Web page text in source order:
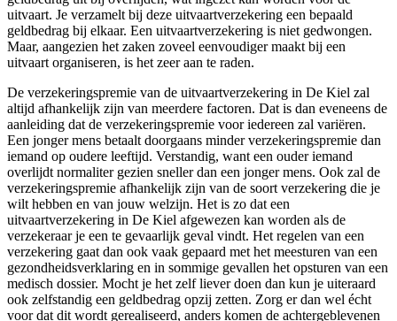
uitvaart. Je verzamelt bij deze uitvaartverzekering een bepaald
geldbedrag bij elkaar. Een uitvaartverzekering is niet gedwongen.
Maar, aangezien het zaken zoveel eenvoudiger maakt bij een
uitvaart organiseren, is het zeer aan te raden.
De verzekeringspremie van de uitvaartverzekering in De Kiel zal
altijd afhankelijk zijn van meerdere factoren. Dat is dan eveneens de
aanleiding dat de verzekeringspremie voor iedereen zal variëren.
Een jonger mens betaalt doorgaans minder verzekeringspremie dan
iemand op oudere leeftijd. Verstandig, want een ouder iemand
overlijdt normaliter gezien sneller dan een jonger mens. Ook zal de
verzekeringspremie afhankelijk zijn van de soort verzekering die je
wilt hebben en van jouw welzijn. Het is zo dat een
uitvaartverzekering in De Kiel afgewezen kan worden als de
verzekeraar je een te gevaarlijk geval vindt. Het regelen van een
verzekering gaat dan ook vaak gepaard met het meesturen van een
gezondheidsverklaring en in sommige gevallen het opsturen van een
medisch dossier. Mocht je het zelf liever doen dan kun je uiteraard
ook zelfstandig een geldbedrag opzij zetten. Zorg er dan wel écht
voor dat dit wordt gerealiseerd, anders komen de achtergeblevenen